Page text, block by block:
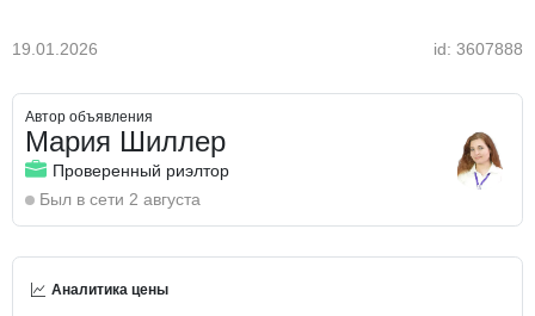
Пятый этаж гарантирует вам тишину и отсутствие шума
ухоженный, с чистым подъездом и спокойными,
доброжелательными соседями.
🏫 Отличная инфраструктура: в шаговой доступности
школы №74 и №13, детский сад "Карлыгаш", магазины,
💼 Полное юридическое сопровождение сделки.
19.01.2026 id: 3607888
Автор объявления
Мария Шиллер
Проверенный риэлтор
Был в сети 2 августа
Аналитика цены